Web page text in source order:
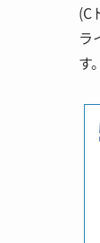
(C
ラ
す